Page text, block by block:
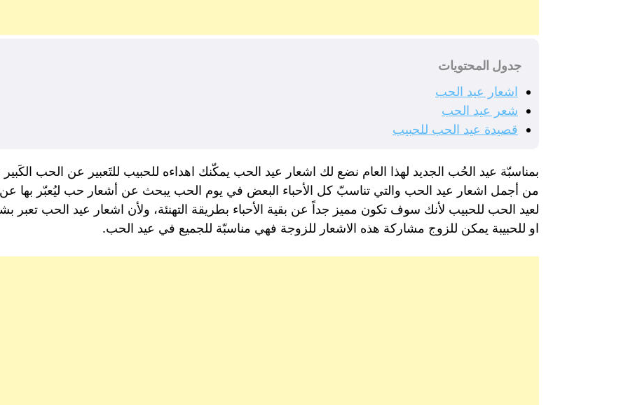
جدول المحتويات
اشعار عيد الحب
شعر عيد الحب
قصيدة عيد الحب للحبيب
بمناسبّة عيد الحُب الجديد لهذا العام نضع لك اشعار عيد الحب يمكّنك اهداءه للحبيب للتَعبير عن الحب
من أجمل اشعار عيد الحب والتي تناسبّ كل الأحباء البعض في يوم الحب يبحث عن أشعار حب ليُعبّر بها عن
لعيد الحب للحبيب لأنك سوف تكون مميز جداً عن بقية الأحباء بطريقة التهنئة، ولأن اشعار عيد الحب
او للحبيبة يمكن للزوج مشاركة هذه الاشعار للزوجة فهي مناسبّة للجميع في عيد الحب.